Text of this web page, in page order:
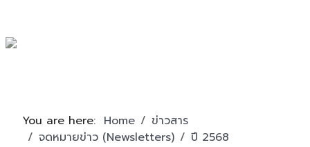
You are here: Home
ข่าวสาร
จดหมายข่าว (Newsletters)
ปี 2568